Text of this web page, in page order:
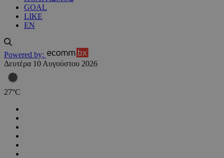
GOAL
LIKE
EN
Powered by:
Δευτέρα 10 Αυγούστου 2026
27°C